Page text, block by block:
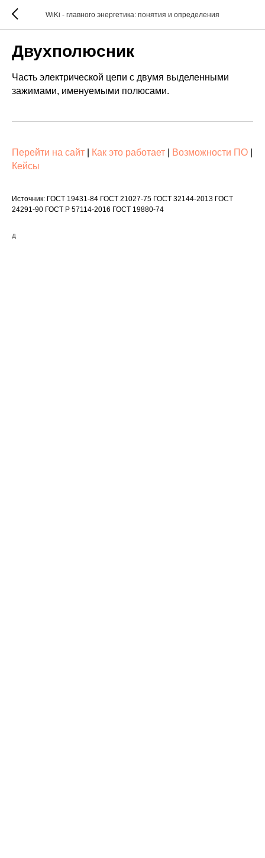
WiKi - главного энергетика: понятия и определения
Двухполюсник
Часть электрической цепи с двумя выделенными
зажимами, именуемыми полюсами.
Перейти на сайт Как это работает Возможности ПО
Кейсы
Источник: ГОСТ 19431-84 ГОСТ 21027-75 ГОСТ 32144-2013 ГОСТ
24291-90 ГОСТ Р 57114-2016 ГОСТ 19880-74
Д